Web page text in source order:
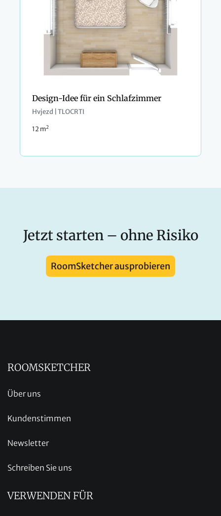
Design-Idee für ein Schlafzimmer
Hvjezd | TLOCRTI
12 m2
Jetzt starten – ohne Risiko
RoomSketcher ausprobieren
ROOMSKETCHER
Über uns
Kundenstimmen
Newsletter
Schreiben Sie uns
VERWENDEN FÜR